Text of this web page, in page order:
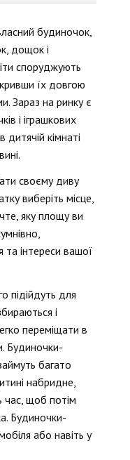
будиночок,
дощок і
споруджують
їх довгою
Зараз на ринку є
і іграшкових
кімнаті
своєму диву
виберіть місце,
яку площу ви
інтереси вашої
підійдуть для
і
переміщати в
Будиночки-
багато
набридне,
час, щоб потім
Будиночки-
або навіть у